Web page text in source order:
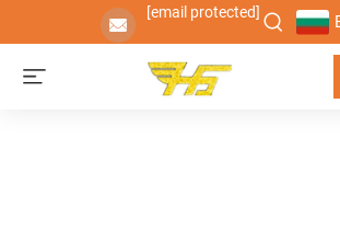
[email protected]